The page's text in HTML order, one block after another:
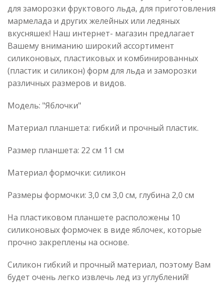
для заморозки фруктового льда, для приготовления
мармелада и других желейных или ледяных
вкусняшек! Наш интернет- магазин предлагает
Вашему вниманию широкий ассортимент
силиконовых, пластиковых и комбинированных
(пластик и силикон) форм для льда и заморозки
различных размеров и видов.
Модель: "Яблочки"
Материал планшета: гибкий и прочный пластик.
Размер планшета: 22 см 11 см
Материал формочки: силикон
Размеры формочки: 3,0 см 3,0 см, глубина 2,0 см
На пластиковом планшете расположены 10
силиконовых формочек в виде яблочек, которые
прочно закреплены на основе.
Силикон гибкий и прочный материал, поэтому Вам
будет очень легко извлечь лед из углублений!